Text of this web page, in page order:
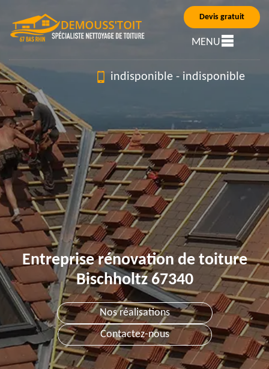
Devis gratuit
MENU
indisponible - indisponible
Entreprise rénovation de toiture
Bischholtz 67340
Nos réalisations
Contactez-nous